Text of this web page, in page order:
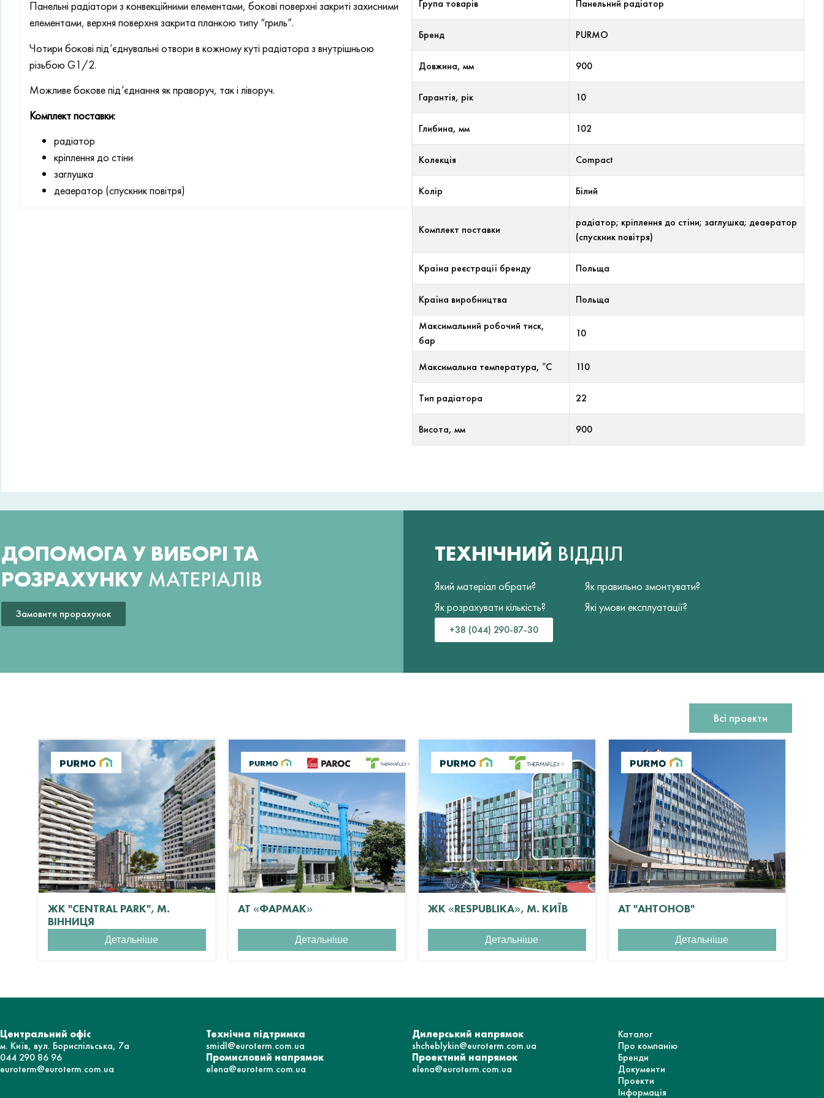
Панельні радіатори з конвекційними елементами, бокові поверхні закриті захисними
елементами, верхня поверхня закрита планкою типу “гриль”.
Чотири бокові під’єднувальні отвори в кожному куті радіатора з внутрішньою
різьбою G1/2.
Можливе бокове під’єднання як праворуч, так і ліворуч.
Комплект поставки:
радіатор
кріплення до стіни
заглушка
деаератор (спускник повітря)
Група товарів Панельний радіатор
Бренд PURMO
Довжина, мм 900
Гарантія, рік 10
Глибина, мм 102
Колекція Compact
Колір Білий
Комплект поставки
радіатор; кріплення до стіни; заглушка; деаератор
(спускник повітря)
Країна реєстрації бренду Польща
Країна виробництва Польща
Максимальний робочий тиск,
бар
10
Максимальна температура, °С 110
Тип радіатора 22
Висота, мм 900
ДОПОМОГА У ВИБОРІ ТА
РОЗРАХУНКУ МАТЕРІАЛІВ
Замовити прорахунок
ТЕХНІЧНИЙ ВІДДІЛ
Який матеріал обрати?
Як розрахувати кількість?
Як правильно змонтувати?
Які умови експлуатації?
+38 (044) 290-87-30
Всі проекти
ЖК "CENTRAL PARK", М.
ВІННИЦЯ
Детальніше
АТ «ФАРМАК»
Детальніше
ЖК «RESPUBLIKA», М. КИЇВ
Детальніше
АТ "АНТОНОВ"
Детальніше
Центральний офіс
м. Київ, вул. Бориспільська, 7а
044 290 86 96
euroterm@euroterm.com.ua
Технічна підтримка
smidl@euroterm.com.ua
Промисловий напрямок
elena@euroterm.com.ua
Дилерський напрямок
shcheblykin@euroterm.com.ua
Проектний напрямок
elena@euroterm.com.ua
Каталог
Про компанію
Бренди
Документи
Проекти
Інформація